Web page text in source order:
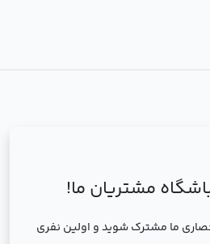
مشتریان ما!
ما مشترک شوید و اولین نفری